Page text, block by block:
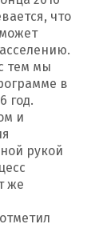
что
тем мы
в
год.
и
рукой
же